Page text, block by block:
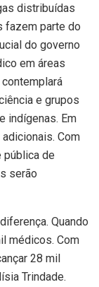
distribuídas
fazem parte do
do governo
em áreas
e grupos
indígenas. Em
Com
pública de
serão
Quando
médicos. Com
28 mil
Trindade.